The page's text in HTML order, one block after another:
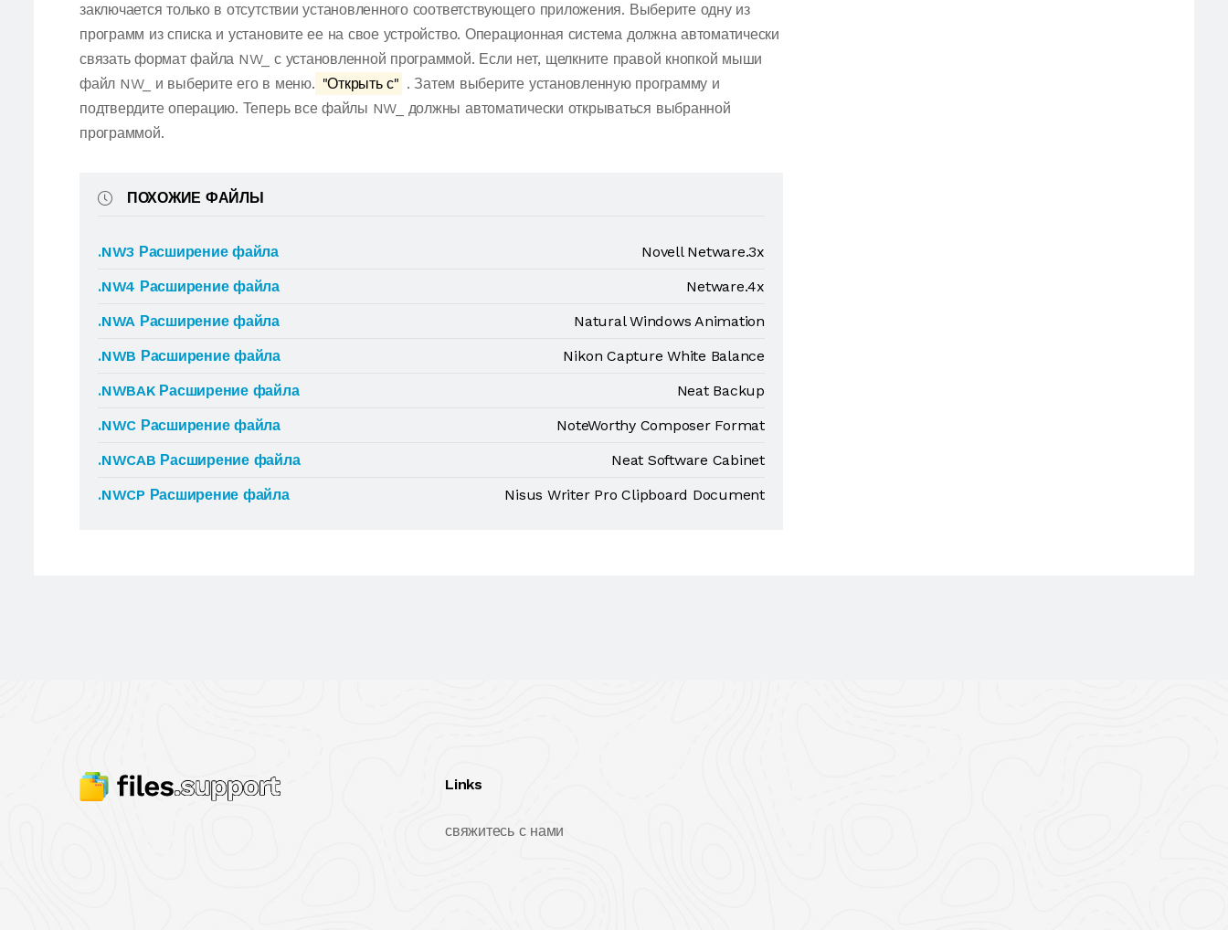
заключается только в отсутствии установленного соответствующего приложения. Выберите одну из
программ из списка и установите ее на свое устройство. Операционная система должна автоматически
связать формат файла NW_ с установленной программой. Если нет, щелкните правой кнопкой мыши
файл NW_ и выберите его в меню. "Открыть с" . Затем выберите установленную программу и
подтвердите операцию. Теперь все файлы NW_ должны автоматически открываться выбранной
программой.
ПОХОЖИЕ ФАЙЛЫ
.NW3 Расширение файла
Novell Netware.3x
.NW4 Расширение файла
Netware.4x
.NWA Расширение файла
Natural Windows Animation
.NWB Расширение файла
Nikon Capture White Balance
.NWBAK Расширение файла
Neat Backup
.NWC Расширение файла
NoteWorthy Composer Format
.NWCAB Расширение файла
Neat Software Cabinet
.NWCP Расширение файла
Nisus Writer Pro Clipboard Document
Links
свяжитесь с нами